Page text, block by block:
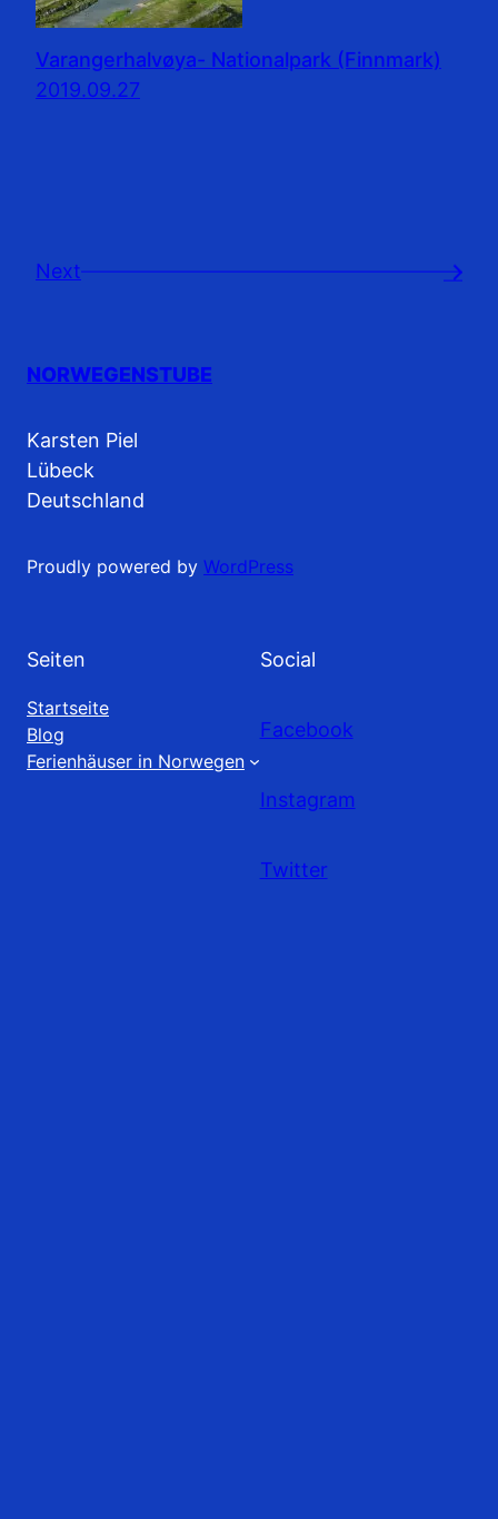
Varangerhalvøya- Nationalpark (Finnmark)
2019.09.27
Next →
NORWEGENSTUBE
Karsten Piel
Lübeck
Deutschland
Proudly powered by WordPress
Seiten
Startseite
Blog
Ferienhäuser in Norwegen
Social
Facebook
Instagram
Twitter